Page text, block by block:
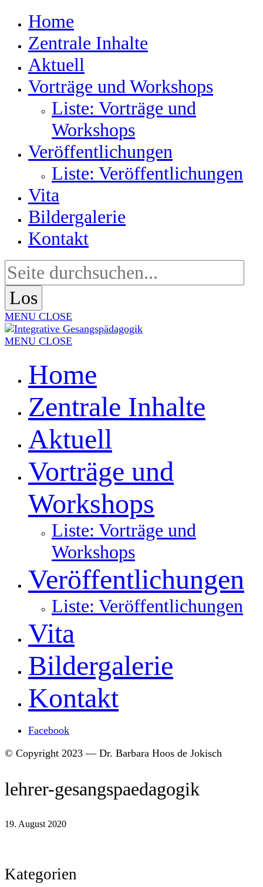
Home
Zentrale Inhalte
Aktuell
Vorträge und Workshops
Liste: Vorträge und
Workshops
Veröffentlichungen
Liste: Veröffentlichungen
Vita
Bildergalerie
Kontakt
MENU CLOSE
MENU CLOSE
Home
Zentrale Inhalte
Aktuell
Vorträge und
Workshops
Liste: Vorträge und
Workshops
Veröffentlichungen
Liste: Veröffentlichungen
Vita
Bildergalerie
Kontakt
Facebook
© Copyright 2023 — Dr. Barbara Hoos de Jokisch
lehrer-gesangspaedagogik
19. August 2020
Kategorien